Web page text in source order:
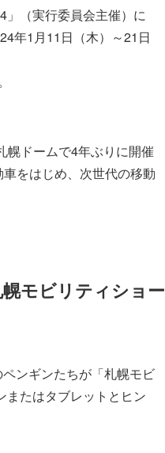
」（実行委員会主催）に
年1月11日（木）～21日
幌ドームで4年ぶりに開催
をはじめ、次世代の移動
モビリティショー
ンギンたちが「札幌モビ
またはタブレットとヒン